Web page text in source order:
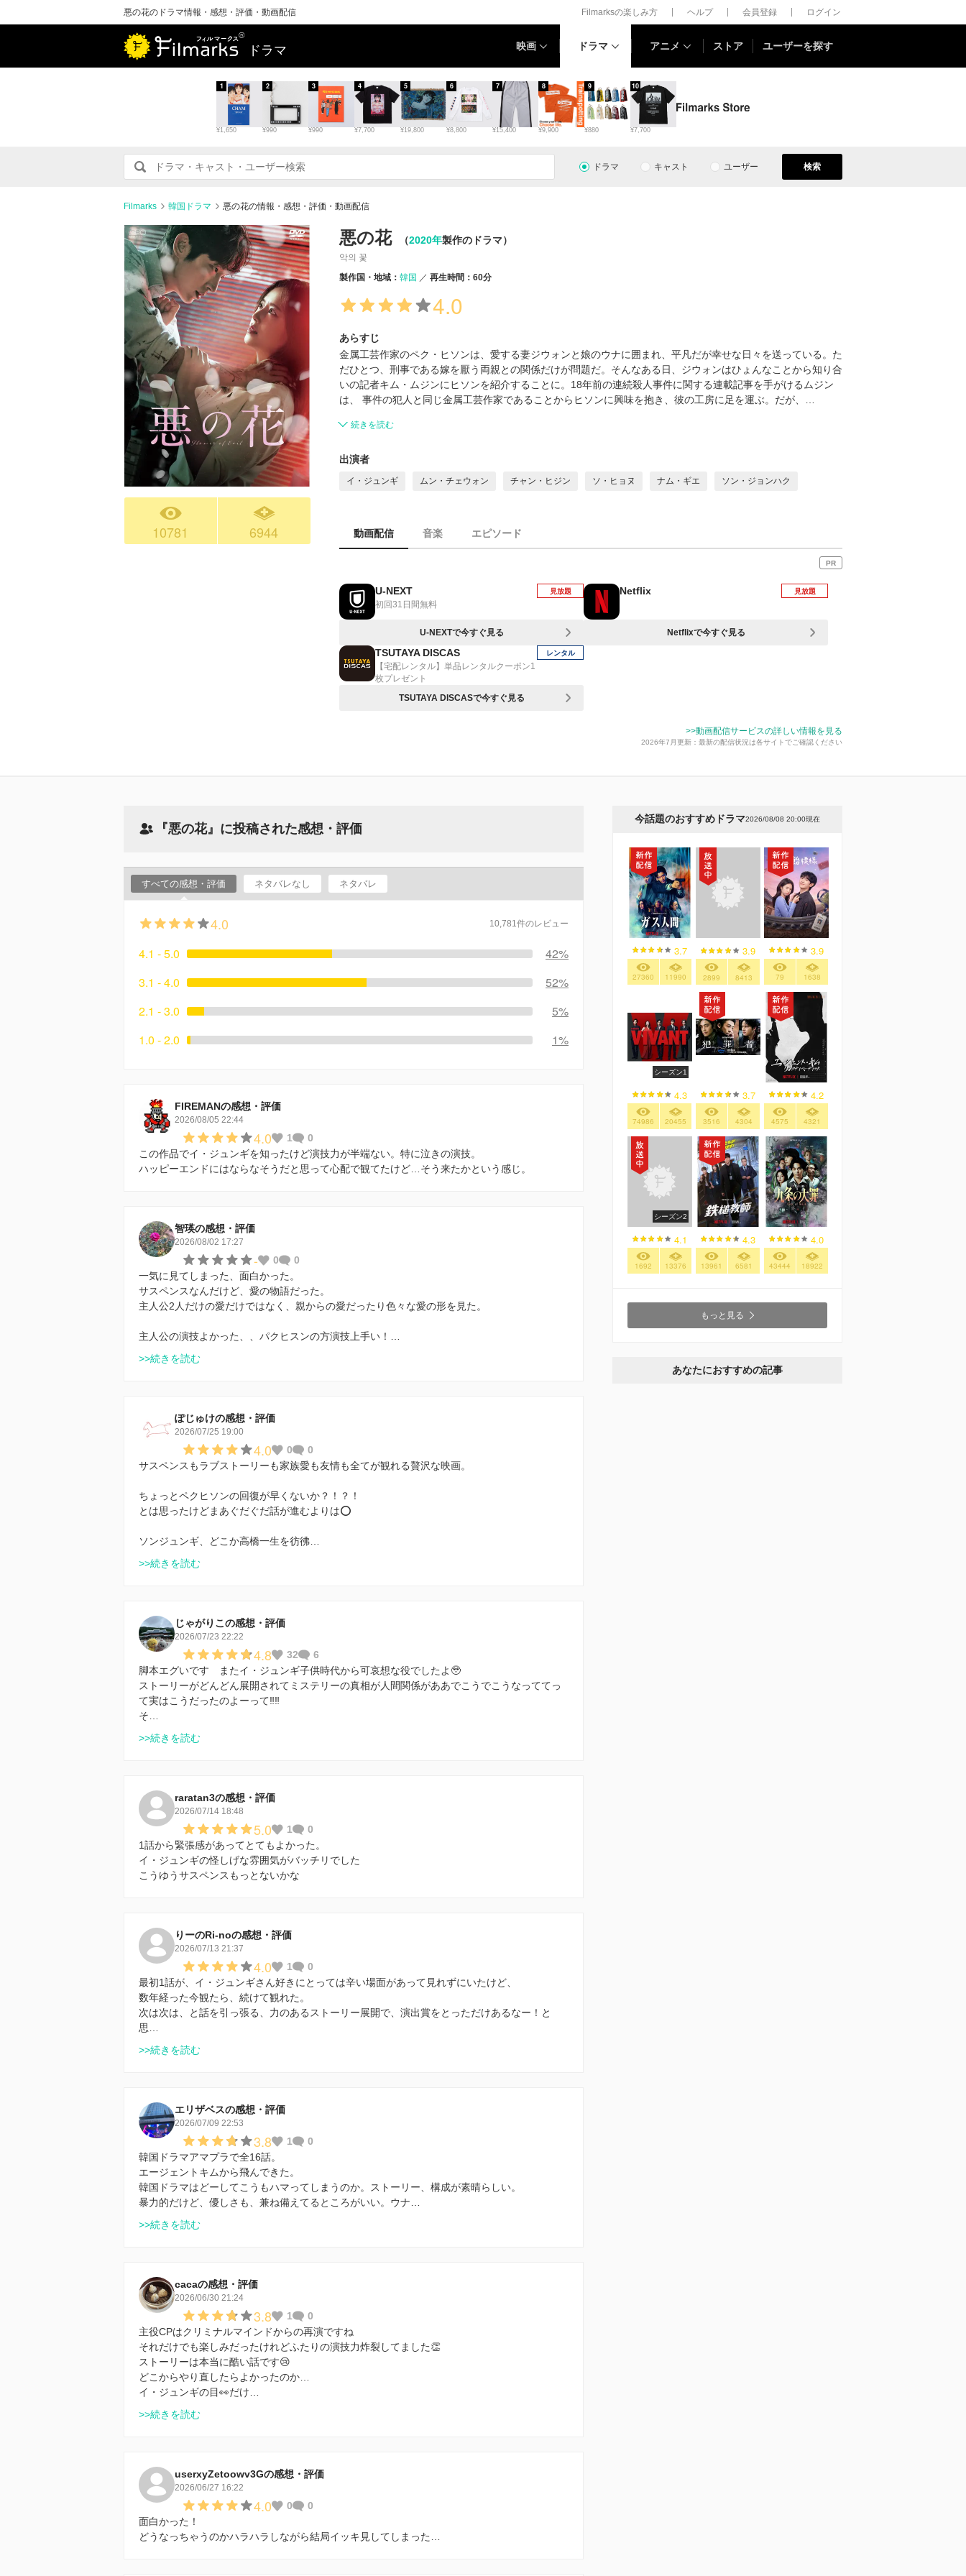
悪の花のドラマ情報・感想・評価・動画配信 Filmarksの楽しみ方 ヘルプ 会員登録 ログイン
ドラマ 映画 ドラマ アニメ ストア ユーザーを探す
¥1,650
1
¥990
2
¥990
3
¥7,700
4
¥19,800
5
¥8,800
6
¥15,400
7
¥9,900
8
¥880
9
¥7,700
10
ドラマ キャスト ユーザー 検索
Filmarks 韓国ドラマ 悪の花の情報・感想・評価・動画配信
10781 6944
悪の花 （2020年製作のドラマ）
악의 꽃
製作国・地域： 韓国 再生時間：60分
4.0
あらすじ
金属工芸作家のペク・ヒソンは、愛する妻ジウォンと娘のウナに囲まれ、平凡だが幸せな日々を送っている。た
だひとつ、刑事である嫁を厭う両親との関係だけが問題だ。そんなある日、ジウォンはひょんなことから知り合
いの記者キム・ムジンにヒソンを紹介することに。18年前の連続殺人事件に関する連載記事を手がけるムジン
は、 事件の犯人と同じ金属工芸作家であることからヒソンに興味を抱き、彼の工房に足を運ぶ。だが、…
続きを読む
出演者
イ・ジュンギ ムン・チェウォン チャン・ヒジン ソ・ヒョヌ ナム・ギエ ソン・ジョンハク
動画配信 音楽 エピソード
PR
U-NEXT
初回31日間無料
見放題
U-NEXTで今すぐ見る
Netflix 見放題
Netflixで今すぐ見る
TSUTAYA DISCAS
【宅配レンタル】単品レンタルクーポン1
枚プレゼント
レンタル
TSUTAYA DISCASで今すぐ見る
>>動画配信サービスの詳しい情報を見る
2026年7月更新：最新の配信状況は各サイトでご確認ください
『悪の花』に投稿された感想・評価
すべての感想・評価 ネタバレなし ネタバレ
4.0 10,781件のレビュー
4.1 - 5.0
42%
3.1 - 4.0
52%
2.1 - 3.0
5%
1.0 - 2.0
1%
FIREMANの感想・評価
2026/08/05 22:44
4.0 1
0
この作品でイ・ジュンギを知ったけど演技力が半端ない。特に泣きの演技。
ハッピーエンドにはならなそうだと思って心配で観てたけど…そう来たかという感じ。
智瑛の感想・評価
2026/08/02 17:27
- 0
0
一気に見てしまった、面白かった。
サスペンスなんだけど、愛の物語だった。
主人公2人だけの愛だけではなく、親からの愛だったり色々な愛の形を見た。
主人公の演技よかった、、パクヒスンの方演技上手い！…
>>続きを読む
ぽじゅけの感想・評価
2026/07/25 19:00
4.0 0
0
サスペンスもラブストーリーも家族愛も友情も全てが観れる贅沢な映画。
ちょっとペクヒソンの回復が早くないか？！？！
とは思ったけどまあぐだぐだ話が進むよりは⭕️
ソンジュンギ、どこか高橋一生を彷彿…
>>続きを読む
じゃがりこの感想・評価
2026/07/23 22:22
4.8 32
6
脚本エグいです またイ・ジュンギ子供時代から可哀想な役でしたよ🥹
ストーリーがどんどん展開されてミステリーの真相が人間関係がああでこうでこうなっててっ
て実はこうだったのよーって‼️‼️
そ…
>>続きを読む
raratan3の感想・評価
2026/07/14 18:48
5.0 1
0
1話から緊張感があってとてもよかった。
イ・ジュンギの怪しげな雰囲気がバッチリでした
こうゆうサスペンスもっとないかな
りーのRi-noの感想・評価
2026/07/13 21:37
4.0 1
0
最初1話が、イ・ジュンギさん好きにとっては辛い場面があって見れずにいたけど、
数年経った今観たら、続けて観れた。
次は次は、と話を引っ張る、力のあるストーリー展開で、演出賞をとっただけあるなー！と
思…
>>続きを読む
エリザベスの感想・評価
2026/07/09 22:53
3.8 1
0
韓国ドラマアマプラで全16話。
エージェントキムから飛んできた。
韓国ドラマはどーしてこうもハマってしまうのか。ストーリー、構成が素晴らしい。
暴力的だけど、優しさも、兼ね備えてるところがいい。ウナ…
>>続きを読む
cacaの感想・評価
2026/06/30 21:24
3.8 1
0
主役CPはクリミナルマインドからの再演ですね
それだけでも楽しみだったけれどふたりの演技力炸裂してました👏
ストーリーは本当に酷い話です😢
どこからやり直したらよかったのか…
イ・ジュンギの目👀だけ…
>>続きを読む
userxyZetoowv3Gの感想・評価
2026/06/27 16:22
4.0 0
0
面白かった！
どうなっちゃうのかハラハラしながら結局イッキ見してしまった…
今話題のおすすめドラマ2026/08/08 20:00現在
3.7
27360 11990
3.9
2899 8413
3.9
79 1638
シーズン1
4.3
74986 20455
3.7
3516 4304
4.2
4575 4321
シーズン2
4.1
1692 13376
4.3
13961 6581
4.0
43444 18922
もっと見る
あなたにおすすめの記事